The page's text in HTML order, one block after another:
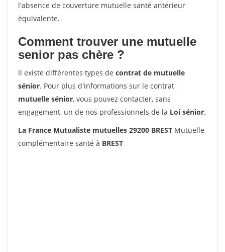
l'absence de couverture mutuelle santé antérieur
équivalente.
Comment trouver une mutuelle
senior pas chère ?
Il existe différentes types de contrat de mutuelle
sénior. Pour plus d'informations sur le contrat
mutuelle sénior, vous pouvez contacter, sans
engagement, un de nos professionnels de la Loi sénior.
La France Mutualiste mutuelles 29200 BREST Mutuelle
complémentaire santé à BREST